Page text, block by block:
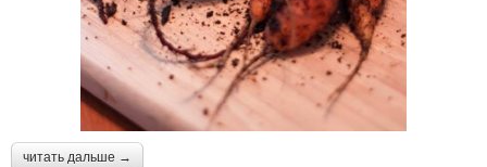
читать дальше →